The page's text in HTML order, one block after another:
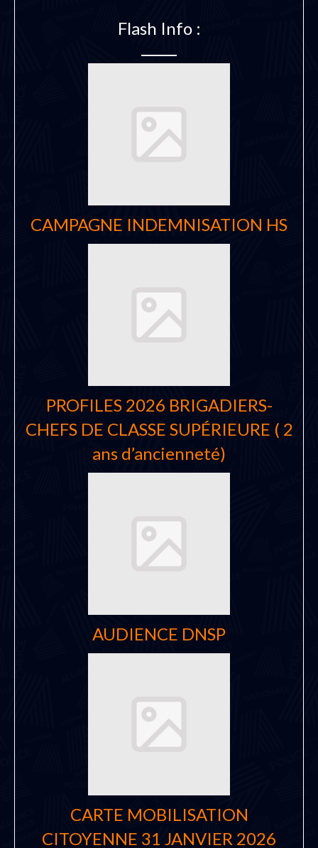
Flash Info :
CAMPAGNE INDEMNISATION HS
PROFILES 2026 BRIGADIERS-
CHEFS DE CLASSE SUPÉRIEURE ( 2
ans d’ancienneté)
AUDIENCE DNSP
CARTE MOBILISATION
CITOYENNE 31 JANVIER 2026